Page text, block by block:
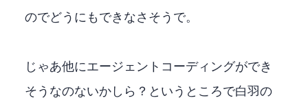
のでどうにもできなさそうで。
じゃあ他にエージェントコーディングができ
そうなのないかしら？というところで白羽の